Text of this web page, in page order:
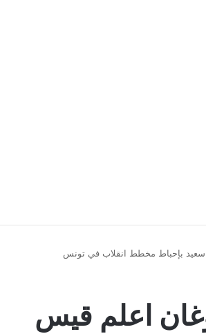
بإحباط مخطط انقلاب في تونس
اعلم قيس